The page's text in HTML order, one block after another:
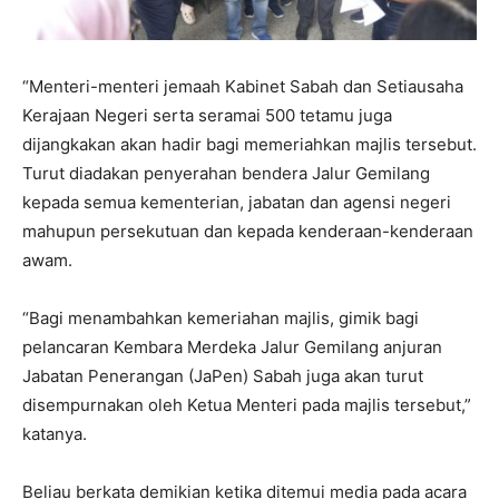
“Menteri-menteri jemaah Kabinet Sabah dan Setiausaha
Kerajaan Negeri serta seramai 500 tetamu juga
dijangkakan akan hadir bagi memeriahkan majlis tersebut.
Turut diadakan penyerahan bendera Jalur Gemilang
kepada semua kementerian, jabatan dan agensi negeri
mahupun persekutuan dan kepada kenderaan-kenderaan
awam.
“Bagi menambahkan kemeriahan majlis, gimik bagi
pelancaran Kembara Merdeka Jalur Gemilang anjuran
Jabatan Penerangan (JaPen) Sabah juga akan turut
disempurnakan oleh Ketua Menteri pada majlis tersebut,”
katanya.
Beliau berkata demikian ketika ditemui media pada acara